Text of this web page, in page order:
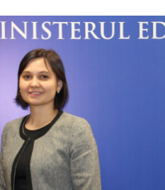
imagine
media
știrei